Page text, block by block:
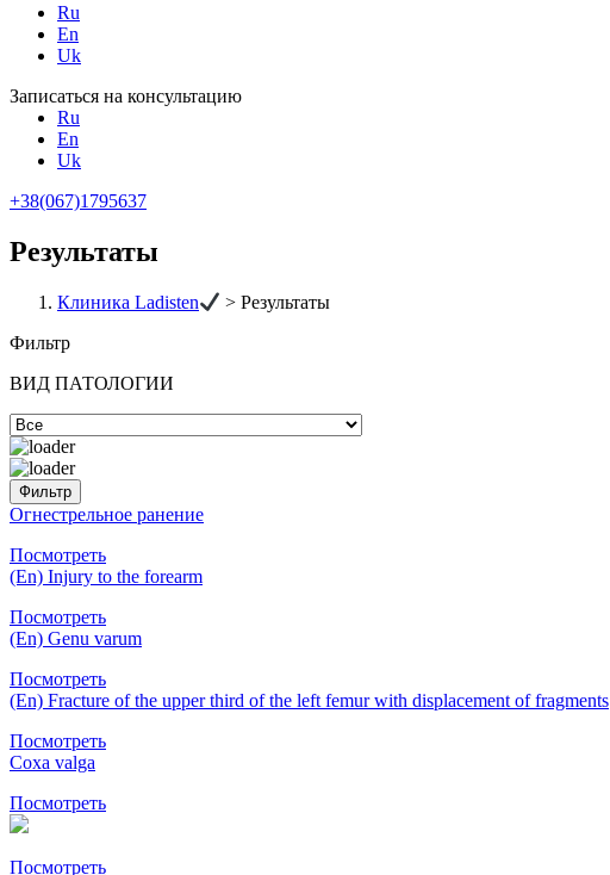
Ru
En
Uk
Записаться на консультацию
Ru
En
Uk
+38(067)1795637
Результаты
Клиника Ladisten >Результаты
Фильтр
ВИД ПАТОЛОГИИ
Огнестрельное ранение
Посмотреть
(En) Injury to the forearm
Посмотреть
(En) Genu varum
Посмотреть
(En) Fracture of the upper third of the left femur with displacement of fragments
Посмотреть
Coxa valga
Посмотреть
Посмотреть